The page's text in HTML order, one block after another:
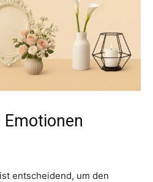
Emotionen
entscheidend, um den